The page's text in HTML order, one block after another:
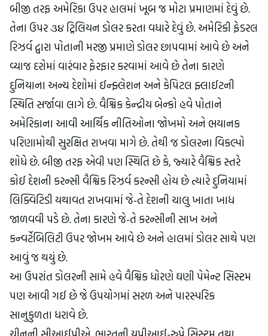
બીજી તરફ અમેરિકા ઉપર હાલમાં ખૂબ જ મોટા પ્રમાણમાં દેવું છે.
તેના ઉપર ૩૪ ટ્રિલિયન ડોલર કરતા વધારે દેવું છે. અમેરિકી ફેડરલ
રિઝર્વ દ્વારા પોતાની મરજી પ્રમાણે ડોલર છાપવામાં આવે છે અને
વ્યાજ દરોમાં વારંવાર ફેરફાર કરવામાં આવે છે તેના કારણે
દુનિયાના અન્ય દેશોમાં ઈન્ફ્લેશન અને કેપિટલ ફ્લાઈટની
સ્થિતિ સર્જાવા લાગે છે. વૈશ્વિક કેન્દ્રીય બેન્કો હવે પોતાને
અમેરિકાના આવી આર્થિક નીતિઓના જોખમો અને ભયાનક
પરિણામોથી સુરક્ષિત રાખવા માગે છે. તેથી જ ડોલરના વિકલ્પો
શોધે છે. બીજી તરફ એવી પણ સ્થિતિ છે કે, જ્યારે વૈશ્વિક સ્તરે
કોઈ દેશની કરન્સી વૈશ્વિક રિઝર્વ કરન્સી હોય છે ત્યારે દુનિયામાં
લિક્વિટિડી યથાવત રાખવામાં જે-તે દેશની ચાલુ ખાતા ખાધ
જાળવવી પડે છે. તેના કારણે જે-તે કરન્સીની સાખ અને
કન્વર્ટેબિલિટી ઉપર જોખમ આવે છે અને હાલમાં ડોલર સાથે પણ
આવું જ થયું છે.
આ ઉપરાંત ડોલરની સામે હવે વૈશ્વિક ધોરણે ઘણી પેમેન્ટ સિસ્ટમ
પણ આવી ગઈ છે જે ઉપયોગમાં સરળ અને પારસ્પરિક
સાનુકુળતા ધરાવે છે.